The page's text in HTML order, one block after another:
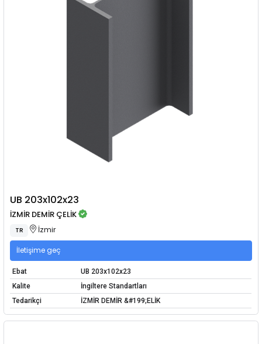
UB 203x102x23
İZMİR DEMİR ÇELİK
TR İzmir
İletişime geç
Ebat
UB 203x102x23
Kalite
İngiltere Standartları
Tedarikçi
İZMİR DEMİR &#199;ELİK